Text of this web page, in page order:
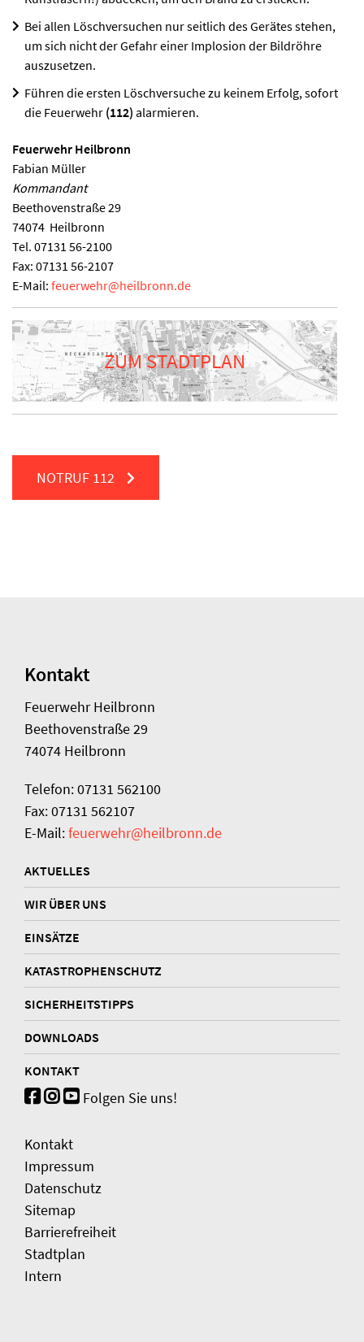
Bei allen Löschversuchen nur seitlich des Gerätes stehen,
um sich nicht der Gefahr einer Implosion der Bildröhre
auszusetzen.
Führen die ersten Löschversuche zu keinem Erfolg, sofort
die Feuerwehr (112) alarmieren.
Feuerwehr Heilbronn
Fabian Müller
Kommandant
Beethovenstraße 29
74074 Heilbronn
Tel. 07131 56-2100
Fax: 07131 56-2107
E-Mail: feuerwehr@heilbronn.de
ZUM STADTPLAN
NOTRUF 112
Kontakt
Feuerwehr Heilbronn
Beethovenstraße 29
74074 Heilbronn
Telefon: 07131 562100
Fax: 07131 562107
E-Mail:feuerwehr@heilbronn.de
AKTUELLES
WIR ÜBER UNS
EINSÄTZE
KATASTROPHENSCHUTZ
SICHERHEITSTIPPS
DOWNLOADS
KONTAKT
Folgen Sie uns!
Kontakt
Impressum
Datenschutz
Sitemap
Barrierefreiheit
Stadtplan
Intern